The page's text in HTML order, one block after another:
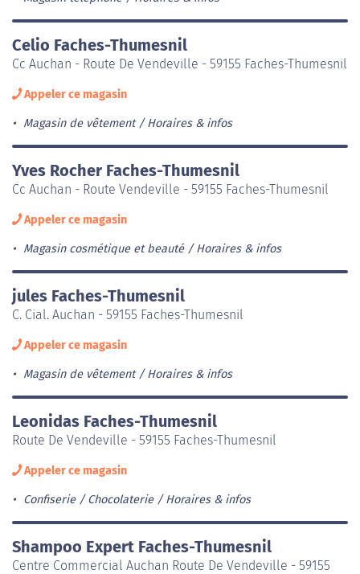
Celio Faches-Thumesnil
Cc Auchan - Route De Vendeville - 59155 Faches-Thumesnil
Appeler ce magasin
Magasin de vêtement Horaires & infos
Yves Rocher Faches-Thumesnil
Cc Auchan - Route Vendeville - 59155 Faches-Thumesnil
Appeler ce magasin
Magasin cosmétique et beauté Horaires & infos
jules Faches-Thumesnil
C. Cial. Auchan - 59155 Faches-Thumesnil
Appeler ce magasin
Magasin de vêtement Horaires & infos
Leonidas Faches-Thumesnil
Route De Vendeville - 59155 Faches-Thumesnil
Appeler ce magasin
Confiserie / Chocolaterie Horaires & infos
Shampoo Expert Faches-Thumesnil
Centre Commercial Auchan Route De Vendeville - 59155